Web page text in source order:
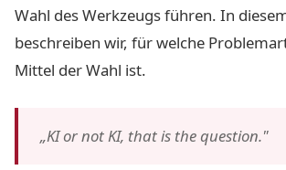
Wahl des Werkzeugs führen. In
beschreiben wir, für welche
Mittel der Wahl ist.
„KI or not KI, that is the question."